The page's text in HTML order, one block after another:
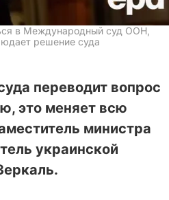
в Международный суд ООН,
решение суда
переводит вопрос
это меняет всю
министра
украинской